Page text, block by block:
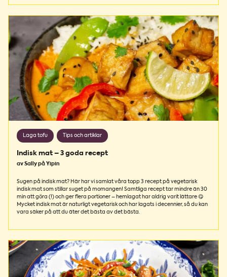
Laga tofu Tips och artiklar
Indisk mat – 3 goda recept
av Sally på Yipin
Sugen på indisk mat? Här har vi samlat våra topp 3 recept på vegetarisk
indisk mat som stillar suget på momangen! Samtliga recept tar mindre än 30
min att göra (!) och ger flera portioner – hemlagat har aldrig varit lättare 😋
Mycket indisk mat är naturligt vegetarisk och har lagats i decennier, så du kan
vara säker på att du äter det bästa av det bästa.